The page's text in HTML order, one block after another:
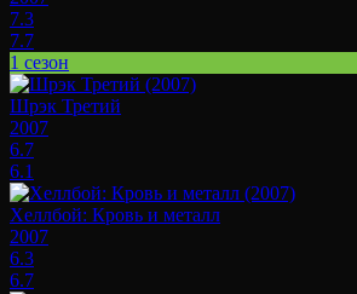
7.3
7.7
1 сезон
Шрэк Третий
2007
6.7
6.1
Хеллбой: Кровь и металл
2007
6.3
6.7